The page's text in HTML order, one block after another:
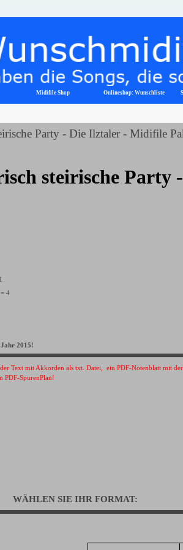
Menü
Midifile Shop ▼
Onlineshop: Wunschliste
Party - Die Ilztaler - Midifile
steirische
4
2015!
Text mit Akkorden als txt. Datei, ein PDF-Notenblatt mit der
PDF-SpurenPlan!
WÄHLEN SIE IHR FORMAT: